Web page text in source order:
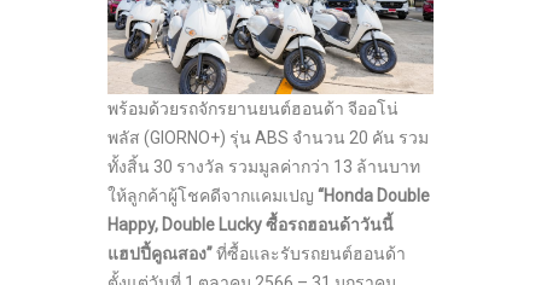
พร้อมด้วยรถจักรยานยนต์ฮอนด้า จีออโน่
พลัส (GIORNO+) รุ่น ABS จำนวน 20 คัน รวม
ทั้งสิ้น 30 รางวัล รวมมูลค่ากว่า 13 ล้านบาท
ให้ลูกค้าผู้โชคดีจากแคมเปญ “Honda Double
Happy, Double Lucky ซื้อรถฮอนด้าวันนี้
แฮปปี้คูณสอง”ที่ซื้อและรับรถยนต์ฮอนด้า